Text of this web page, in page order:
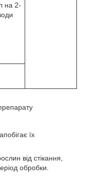
на 2-
їх
від стікання,
обробки.